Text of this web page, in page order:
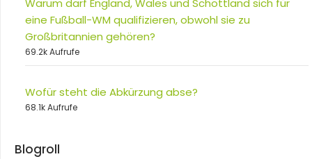
Warum darf England, Wales und Schottland sich für
eine Fußball-WM qualifizieren, obwohl sie zu
Großbritannien gehören?
69.2k Aufrufe
Wofür steht die Abkürzung abse?
68.1k Aufrufe
Blogroll